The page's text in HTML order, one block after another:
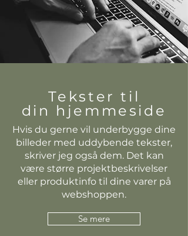
Tekster til
din hjemmeside
Hvis du gerne vil underbygge dine
billeder med uddybende tekster,
skriver jeg også dem. Det kan
være større projektbeskrivelser
eller produktinfo til dine varer på
webshoppen.
Se mere